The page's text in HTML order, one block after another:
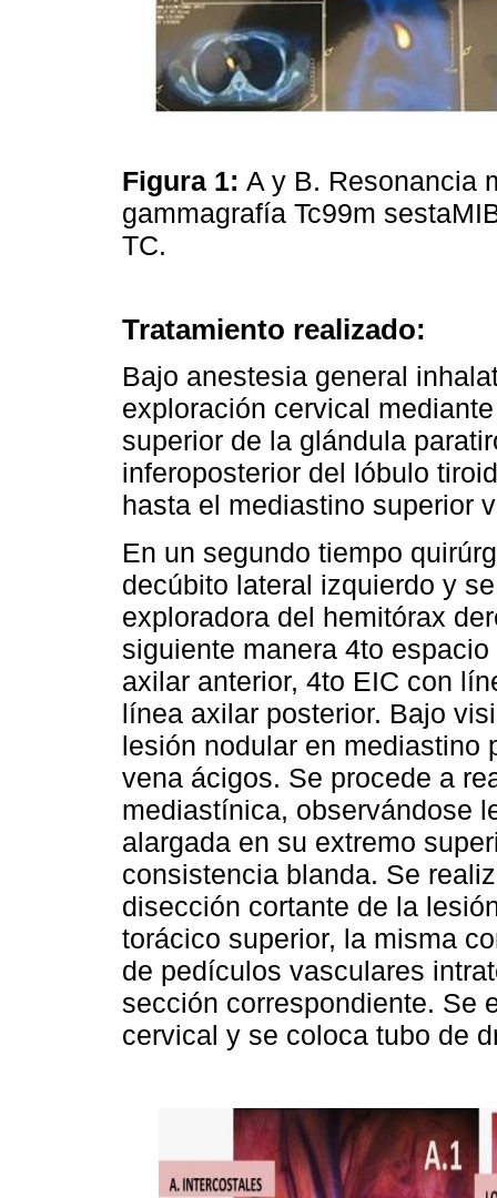
Figura 1: A y B. Resonancia
gammagrafía Tc99m
TC.
Tratamiento realizado:
Bajo anestesia general
exploración cervical
superior de la glándula
inferoposterior del lóbulo
hasta el mediastino superior
En un segundo tiempo
decúbito lateral izquierdo y
exploradora del hemitórax
siguiente manera 4to
axilar anterior, 4to EIC con
línea axilar posterior. Bajo
lesión nodular en mediastino
vena ácigos. Se procede a
mediastínica, observándose
alargada en su extremo
consistencia blanda. Se
disección cortante de la
torácico superior, la misma
de pedículos vasculares
sección correspondiente. Se
cervical y se coloca tubo de